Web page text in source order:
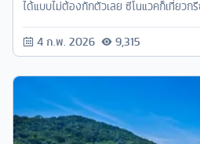
ได้แบบไม่ต้องกักตัวเลย ซีโนแวคก็เที่ยวกรี
4 ก.พ. 2026 9,315